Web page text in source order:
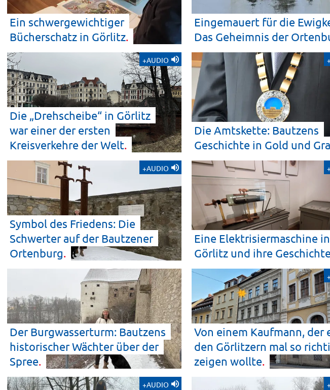
Ein schwergewichtiger
Bücherschatz in Görlitz
Eingemauert für die
Das Geheimnis der
Die „Drehscheibe“ in Görlitz
war einer der ersten
Kreisverkehre derWelt
+AUDIO
Die Amtskette: Bautzens
Geschichte in Gold und
Symbol des Friedens: Die
Schwerter auf der Bautzener
Ortenburg
+AUDIO
Eine Elektrisiermaschine in
Görlitz und ihre
Der Burgwasserturm: Bautzens
historischer Wächter über der
Spree
Von einem Kaufmann, der
den Görlitzern mal so
zeigen wollte
+AUDIO